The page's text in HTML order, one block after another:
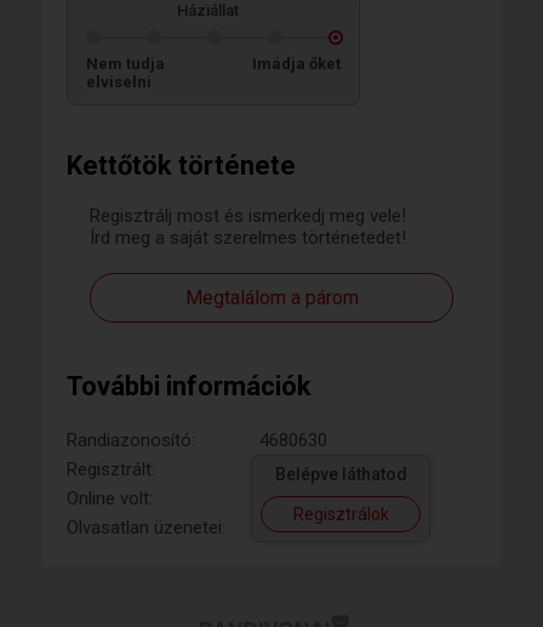
Kettőtök története
Regisztrálj most és ismerkedj meg vele!
Írd meg a saját szerelmes történetedet!
Megtalálom a párom
További információk
Randiazonosító:
4680630
Regisztrált:
Online volt:
Olvasatlan üzenetei:
Belépve láthatod
Regisztrálok
Háziállat
Nem tudja
elviselni
Imádja őket